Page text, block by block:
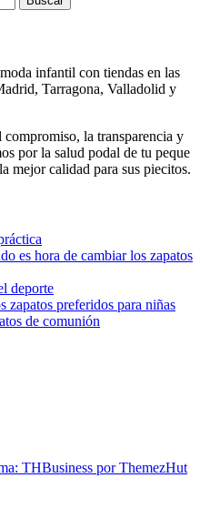
infantil con tiendas en las
Tarragona, Valladolid y
la transparencia y
por la salud podal de tu peque
mejor calidad para sus piecitos.
es hora de cambiar los zapatos
deporte
zapatos preferidos para niñas
de comunión
THBusiness por ThemezHut